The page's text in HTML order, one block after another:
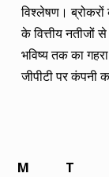
विश्लेषण।
के वित्तीय नतीजों
भविष्य तक का
जीपीटी पर कंपनी
M
T